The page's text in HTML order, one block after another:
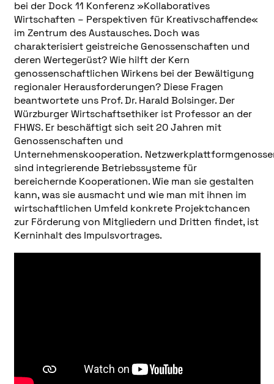
bei der Dock 11 Konferenz »Kollaboratives
Wirtschaften – Perspektiven für Kreativschaffende«
im Zentrum des Austausches. Doch was
charakterisiert geistreiche Genossenschaften und
deren Wertegerüst? Wie hilft der Kern
genossenschaftlichen Wirkens bei der Bewältigung
regionaler Herausforderungen? Diese Fragen
beantwortete uns Prof. Dr. Harald Bolsinger. Der
Würzburger Wirtschaftsethiker ist Professor an der
FHWS. Er beschäftigt sich seit 20 Jahren mit
Genossenschaften und
Unternehmenskooperation.
sind integrierende Betriebssysteme für
bereichernde Kooperationen. Wie man sie gestalten
kann, was sie ausmacht und wie man mit ihnen im
wirtschaftlichen Umfeld konkrete Projektchancen
zur Förderung von Mitgliedern und Dritten findet, ist
Kerninhalt des Impulsvortrages.